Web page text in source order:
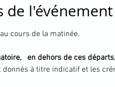
de l'événement
cours de la matinée.
en dehors de ces
donnés à titre indicatif et les